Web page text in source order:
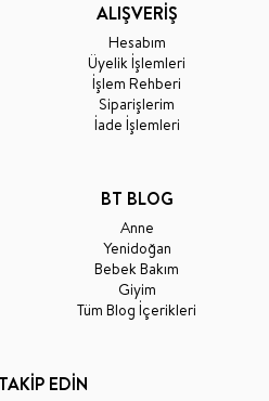
ALIŞVERİŞ
Hesabım
Üyelik İşlemleri
İşlem Rehberi
Siparişlerim
İade İşlemleri
BT BLOG
Anne
Yenidoğan
Bebek Bakım
Giyim
Tüm Blog İçerikleri
EDİN